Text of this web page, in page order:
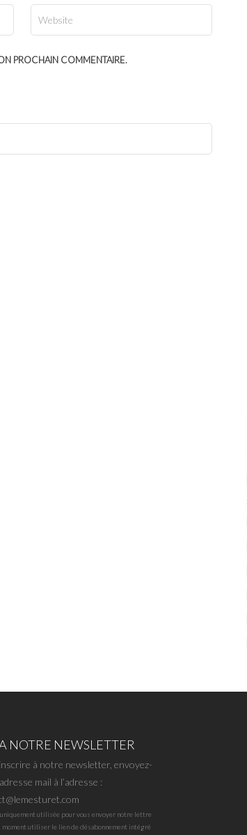
PROCHAIN COMMENTAIRE.
NOTRE NEWSLETTER
à notre newsletter, envoyez-
mail à l’adresse :
utilisée pour vous envoyer notre lettre
moment utiliser le lien de désabonnement intégré